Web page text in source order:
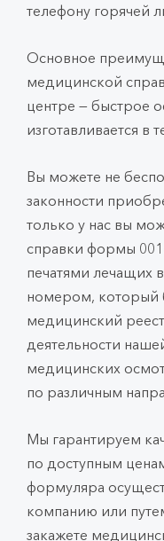
телефону горячей
Основное
медицинской
центре — быстрое
изготавливается в
Вы можете не
законности
только у нас вы
справки формы
печатями лечащих
номером, который
медицинский
деятельности
медицинских
по различным
Мы гарантируем
по доступным
формуляра
компанию или
закажете